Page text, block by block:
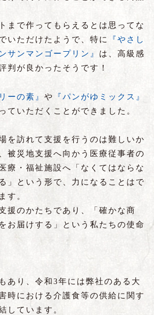
まで作ってもらえるとは思ってな
いただけたようで、特に
『やさし
サンマンゴープリン』 は、高級感
判が良かったそうです！
ーの素』 や
『パンがゆミックス』
ていただくことができました。
を訪れて支援を行うのは難しいか
被災地支援へ向かう医療従事者の
療・福祉施設へ「なくてはならな
」という形で、力になることはで
す。
援のかたちであり、「確かな商
お届けする」という私たちの使命
あり、令和3年には弊社のある大
時における介護食等の供給に関す
しています。